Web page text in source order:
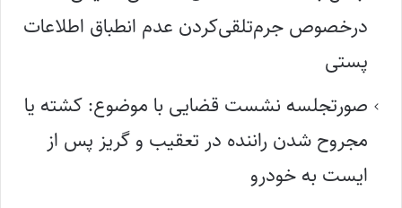
درخصوص جرم‌تلقی‌کردن عدم انطباق اطلاعات
پستی
صورتجلسه نشست قضایی با موضوع: کشته یا
مجروح شدن راننده در تعقیب و گریز پس از
ایست به خودرو